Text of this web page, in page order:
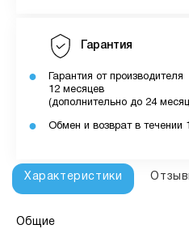
Гарантия
Гарантия от производителя
12 месяцев
(дополнительно до 24
Обмен и возврат в течении
Характеристики
Общие